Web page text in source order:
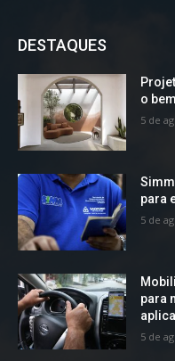
DESTAQUES
o
5 de
para
5 de
para
5 de